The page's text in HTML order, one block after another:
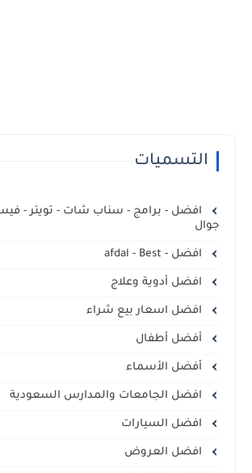
التسميات
افضل - برامج - سناب شات - تويتر -
جوال
افضل - afdal - Best
افضل أدوية وعلاج
افضل اسعار بيع شراء
أفضل أطفال
أفضل الأسماء
افضل الجامعات والمدارس السعودية
افضل السيارات
افضل العروض